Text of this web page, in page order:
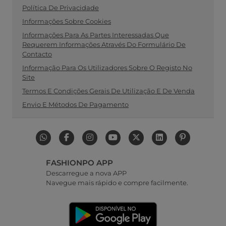
Política De Privacidade
Informações Sobre Cookies
Informações Para As Partes Interessadas Que
Requerem Informações Através Do Formulário De
Contacto
Informação Para Os Utilizadores Sobre O Registo No
Site
Termos E Condições Gerais De Utilização E De Venda
Envio E Métodos De Pagamento
FASHIONPO APP
Descarregue a nova APP
Navegue mais rápido e compre facilmente.